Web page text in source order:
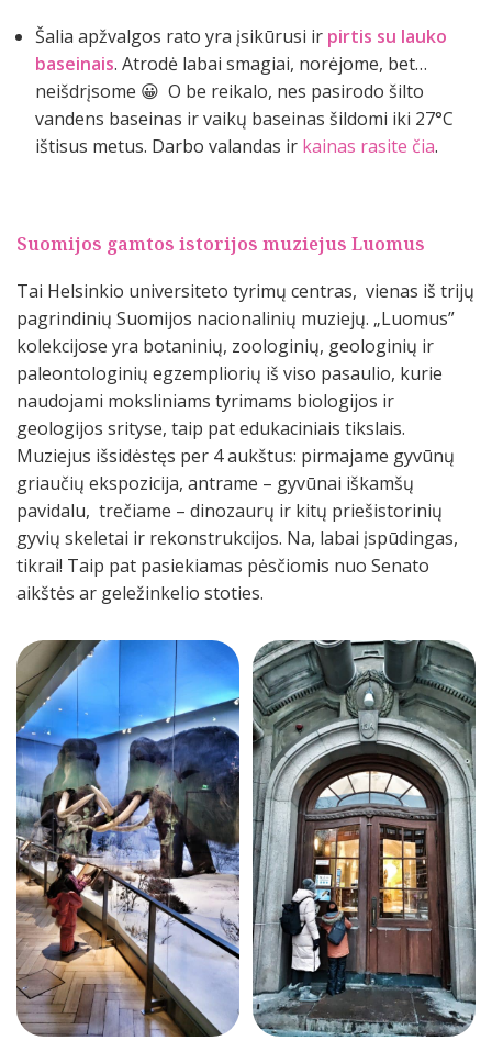
Šalia apžvalgos rato yra įsikūrusi ir pirtis su lauko
baseinais. Atrodė labai smagiai, norėjome, bet…
neišdrįsome 😀 O be reikalo, nes pasirodo šilto
vandens baseinas ir vaikų baseinas šildomi iki 27°C
ištisus metus. Darbo valandas ir kainas rasite čia.
Suomijos gamtos istorijos muziejus Luomus
Tai Helsinkio universiteto tyrimų centras, vienas iš trijų
pagrindinių Suomijos nacionalinių muziejų. „Luomus”
kolekcijose yra botaninių, zoologinių, geologinių ir
paleontologinių egzempliorių iš viso pasaulio, kurie
naudojami moksliniams tyrimams biologijos ir
geologijos srityse, taip pat edukaciniais tikslais.
Muziejus išsidėstęs per 4 aukštus: pirmajame gyvūnų
griaučių ekspozicija, antrame – gyvūnai iškamšų
pavidalu, trečiame – dinozaurų ir kitų priešistorinių
gyvių skeletai ir rekonstrukcijos. Na, labai įspūdingas,
tikrai! Taip pat pasiekiamas pėsčiomis nuo Senato
aikštės ar geležinkelio stoties.